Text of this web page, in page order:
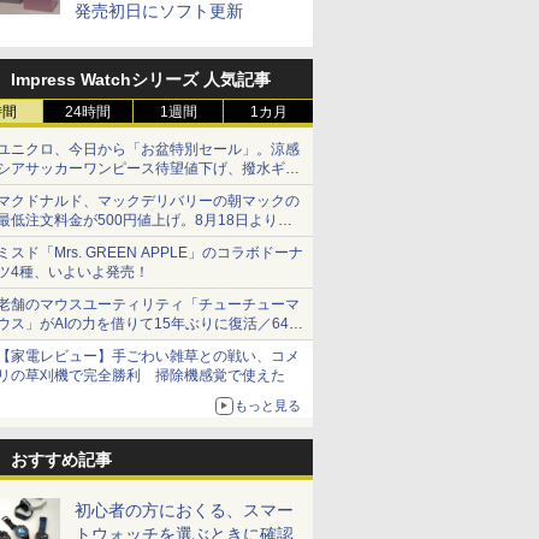
発売初日にソフト更新
Impress Watchシリーズ 人気記事
24時間 1週間 1カ月
ニクロ、今日から「お盆特別セール」。涼感
アサッカーワンピース待望値下げ、撥水ギア
ョーツは1990円に
クドナルド、マックデリバリーの朝マックの
低注文料金が500円値上げ。8月18日より
円から受付
スド「Mrs. GREEN APPLE」のコラボドーナ
4種、いよいよ発売！
舗のマウスユーティリティ「チューチューマ
ス」がAIの力を借りて15年ぶりに復活／64bit
、Windows 10/11、「Chrome」も走り回
。復活記念で2026年末まで500円
家電レビュー】手ごわい雑草との戦い、コメ
の草刈機で完全勝利 掃除機感覚で使えた
もっと見る
おすすめ記事
初心者の方におくる、スマー
トウォッチを選ぶときに確認